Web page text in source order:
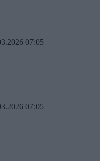
07:05
07:05